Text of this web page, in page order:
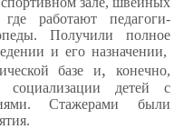
работают педагоги-
Получили полное
и его назначении,
базе и,
конечно,
детей с
Стажерами были
.